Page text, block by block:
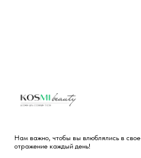
Нам важно, чтобы вы влюблялись в свое
отражение каждый день!